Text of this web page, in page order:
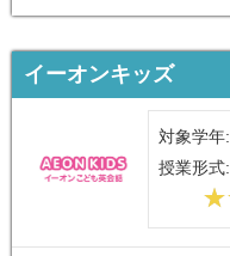
イーオンキッズ
対象学年:
授業形式: